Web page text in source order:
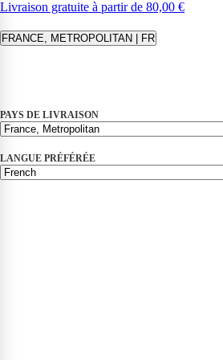
Livraison gratuite à partir de 80,00 €
FRANCE, METROPOLITAN | FR
PAYS DE LIVRAISON
LANGUE PRÉFÉRÉE